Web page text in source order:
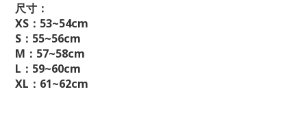
尺寸：
XS：53~54cm
S：55~56cm
M：57~58cm
L：59~60cm
XL：61~62cm